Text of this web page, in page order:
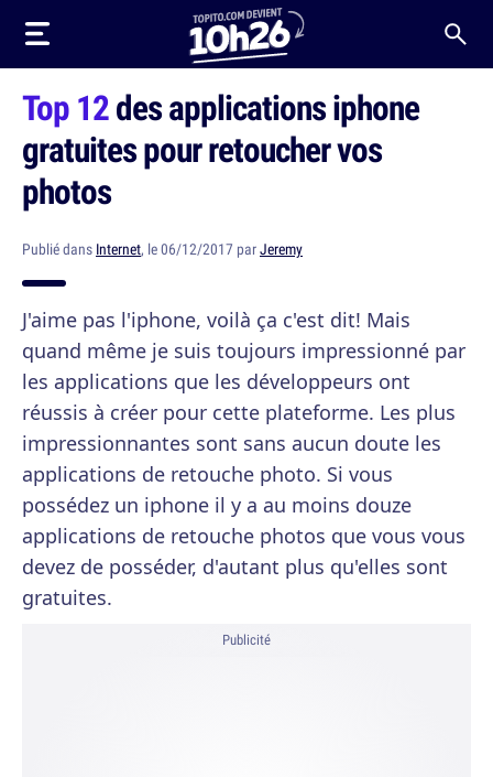
Top 12des applications iphone
gratuites pour retoucher vos
photos
Publié dans Internet, le 06/12/2017 parJeremy
J'aime pas l'iphone, voilà ça c'est dit! Mais
quand même je suis toujours impressionné par
les applications que les développeurs ont
réussis à créer pour cette plateforme. Les plus
impressionnantes sont sans aucun doute les
applications de retouche photo. Si vous
possédez un iphone il y a au moins douze
applications de retouche photos que vous vous
devez de posséder, d'autant plus qu'elles sont
gratuites.
Publicité